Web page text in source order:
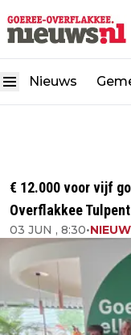
Nieuws
€ 12.000 voor vijf
Overflakkee
03 JUN , 8:30•